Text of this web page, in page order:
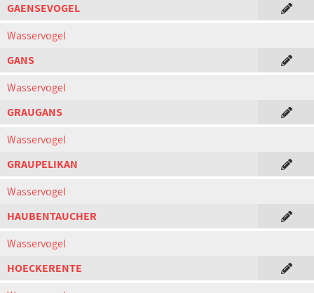
GAENSEVOGEL
Wasservogel
GANS
Wasservogel
GRAUGANS
Wasservogel
GRAUPELIKAN
Wasservogel
HAUBENTAUCHER
Wasservogel
HOECKERENTE